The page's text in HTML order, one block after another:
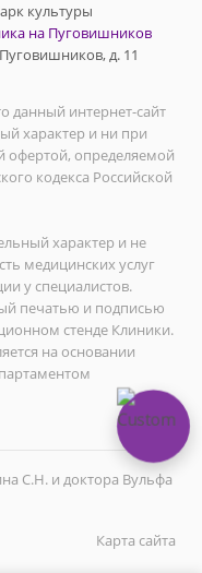
культуры
на Пуговишников
д. 11
данный интернет-сайт
характер и ни при
офертой, определяемой
кодекса Российской
характер и не
медицинских услуг
у специалистов.
печатью и подписью
стенде Клиники.
на основании
С.Н. и доктора Вульфа
Карта сайта